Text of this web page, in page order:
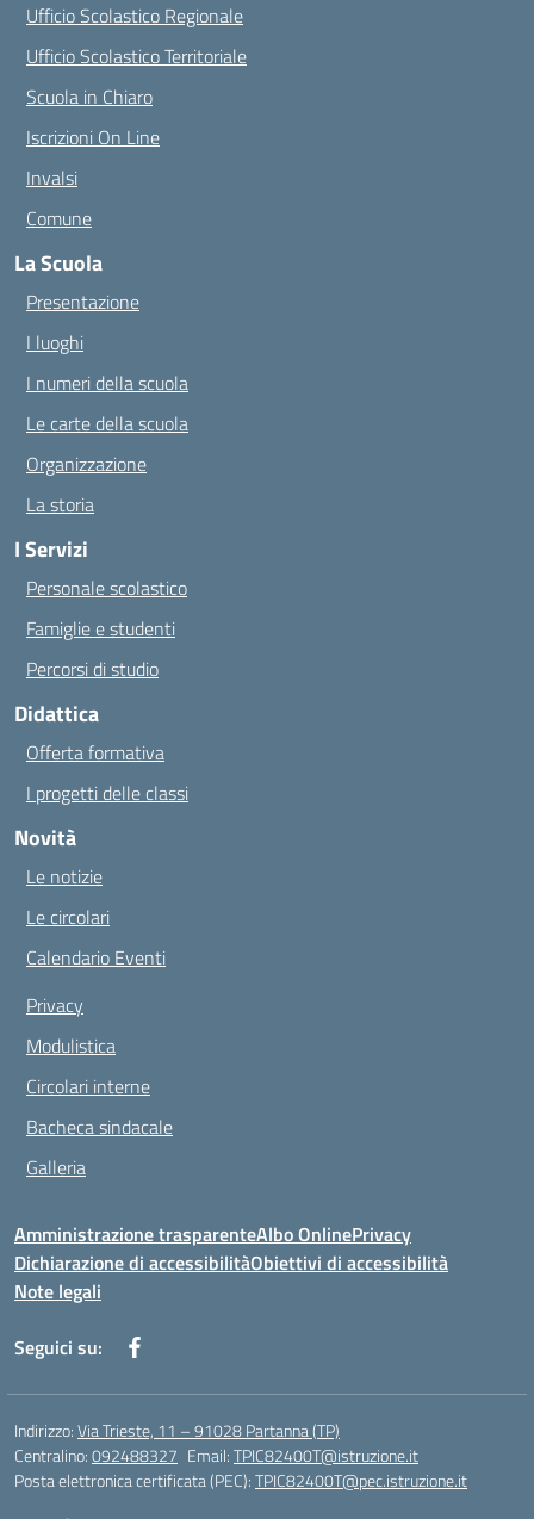
Ufficio Scolastico Regionale
Ufficio Scolastico Territoriale
Scuola in Chiaro
Iscrizioni On Line
Invalsi
Comune
La Scuola
Presentazione
I luoghi
I numeri della scuola
Le carte della scuola
Organizzazione
La storia
I Servizi
Personale scolastico
Famiglie e studenti
Percorsi di studio
Didattica
Offerta formativa
I progetti delle classi
Novità
Le notizie
Le circolari
Calendario Eventi
Privacy
Modulistica
Circolari interne
Bacheca sindacale
Galleria
Amministrazione trasparenteAlbo OnlinePrivacy
Dichiarazione di accessibilitàObiettivi di accessibilità
Note legali
Seguici su:
Indirizzo:Via Trieste, 11 – 91028 Partanna (TP)
Centralino:092488327 Email:TPIC82400T@istruzione.it
Posta elettronica certificata (PEC):TPIC82400T@pec.istruzione.it